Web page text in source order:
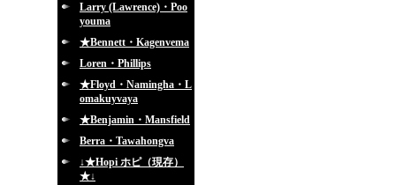
Larry (Lawrence)・Poo
youma
★Bennett・Kagenvema
Loren・Phillips
★Floyd・Namingha・L
omakuyvaya
★Benjamin・Mansfield
Berra・Tawahongva
↓★Hopi ホピ（現存）
★↓